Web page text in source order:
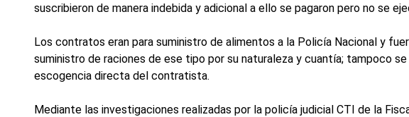
suscribieron de manera indebida y adicional a ello se pagaron pero no se
Los contratos eran para suministro de alimentos a la Policía Nacional y
suministro de raciones de ese tipo por su naturaleza y cuantía; tampoco
escogencia directa del contratista.
Mediante las investigaciones realizadas por la policía judicial CTI de la